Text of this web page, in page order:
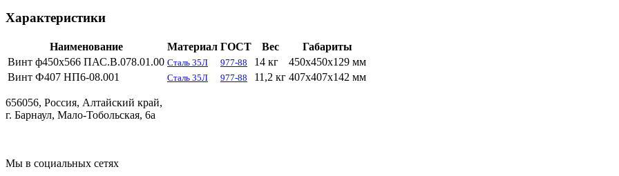
Характеристики
Наименование Материал ГОСТ Вес
Габариты
Винт ф450х566 ПАС.В.078.01.00 Сталь 35Л 977-88 14 кг
450х450х129 мм
Винт Ф407 НП6-08.001
Сталь 35Л 977-88 11,2 кг 407х407х142 мм
656056, Россия, Алтайский край,
г. Барнаул, Мало-Тобольская, 6а
Мы в социальных сетях